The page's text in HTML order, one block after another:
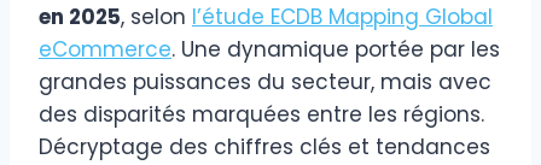
en 2025, selon l’étude ECDB Mapping Global
eCommerce. Une dynamique portée par les
grandes puissances du secteur, mais avec
des disparités marquées entre les régions.
Décryptage des chiffres clés et tendances